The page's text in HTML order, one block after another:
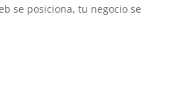
se posiciona, tu negocio se